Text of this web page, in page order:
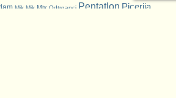
Mik Mik Mix Odtrganci Pentatlon Picerija